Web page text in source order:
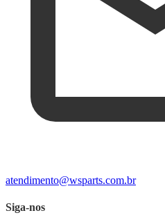
atendimento@wsparts.com.br
Siga-nos